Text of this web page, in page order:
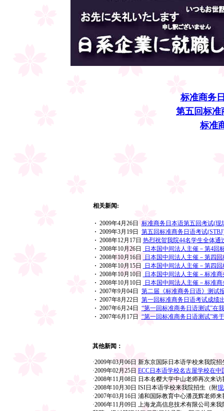
标准商务
第五回标准
标准
相关新闻:
· 2009年4月26日 标准商务日本语第五回考试(现
· 2009年3月19日 第五回标准商务日语考试
· 2008年12月17日 热烈祝贺我院44名学生全体通
· 2008年10月26日
日本国中间法人主催－第4回
· 2008年10月16日
日本国中间法人主催－第四
· 2008年10月15日
日本国中间法人主催－第四
· 2008年10月10日
日本国中间法人主催－标准
· 2008年10月10日
日本国中间法人主催－标准
· 2007年9月04日 第二届《标准商务日语》测试
· 2007年8月22日 第一回标准商务日语考试成绩
· 2007年6月24日 “第一回标准商务日语测试”在
· 2007年6月17日 “第一回标准商务日语测试”将
其他新闻：
·2009年03月06日 新东京国际日本语学校来我院招
·2009年02月25日 ECC日本语学校名古屋学校在
·2008年11月08日 日本名樱大学中山老师再次来访
·2008年10月30日 ISI日本语学校来我院招生（附
·2007年03月16日 浦和国际教育中心潘茂辉老师来
·2006年11月09日 上海龙高信息技术有限公司来